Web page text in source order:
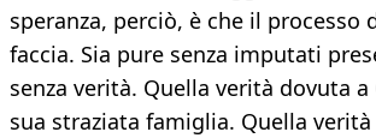
speranza, perciò, è che il processo
faccia. Sia pure senza imputati
senza verità. Quella verità dovuta
sua straziata famiglia. Quella